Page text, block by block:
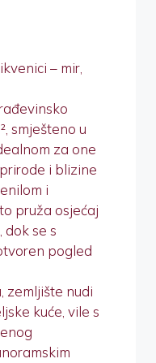
– mir,
smješteno u
za one
i blizine
i
pruža osjećaj
se s
pogled
zemljište nudi
kuće, vile s